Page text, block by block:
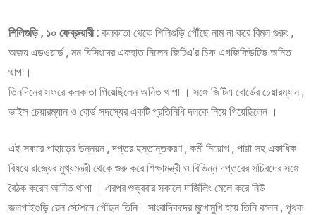
শিলিগুড়ি , ১০ ফেব্রুয়ারী : কলকাতা থেকে শিলিগুড়ি পৌঁছে নাম না করে বিমল গুরুং ,
অজয় এডওয়ার্ড , মন ঘিসিংদের একহাত নিলেন জিটিএ’র চিফ এগজিকিউটিভ অনিত
থাপা।
তিনদিনের সফরে কলকাতা গিয়েছিলেন অনিত থাপা । সঙ্গে জিটিএ বোর্ডের চেয়ারম্যান ,
ভাইস চেয়ারম্যান ও বোর্ড সদস্যের একটি প্রতিনিধি দলকে নিয়ে গিয়েছিলেন ।
এই সফরে পাহাড়ের উন্নয়ন , দপ্তর হস্তান্তকরণ , কর্মী নিয়োগ , পাট্টা সহ একাধিক
বিষয়ে রাজ্যের মুখ্যমন্ত্রী থেকে শুরু করে শিক্ষামন্ত্রী ও বিভিন্ন দপ্তরের সচিবদের সঙ্গে
বৈঠক করেন আনিত থাপা । এরপর শুক্রবার সকালে দার্জিলিং মেলে করে নিউ
জলপাইগুড়ি রেল স্টেশনে পৌঁছন তিনি। সাংবাদিকদের মুখোমুখি হয়ে তিনি বলেন , পৃথক